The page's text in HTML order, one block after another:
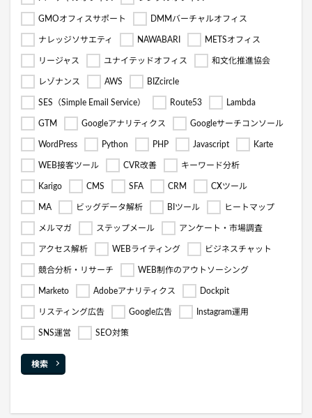
GMOオフィスサポート DMMバーチャルオフィス
ナレッジソサエティ NAWABARI METSオフィス
リージャス ユナイテッドオフィス 和文化推進協会
レゾナンス AWS BIZcircle
SES（Simple Email Service） Route53 Lambda
GTM Googleアナリティクス Googleサーチコンソール
WordPress Python PHP Javascript Karte
WEB接客ツール CVR改善 キーワード分析
Karigo CMS SFA CRM CXツール
MA ビッグデータ解析 BIツール ヒートマップ
メルマガ ステップメール アンケート・市場調査
アクセス解析 WEBライティング ビジネスチャット
競合分析・リサーチ WEB制作のアウトソーシング
Marketo Adobeアナリティクス Dockpit
リスティング広告 Google広告 Instagram運用
SNS運営 SEO対策
検索